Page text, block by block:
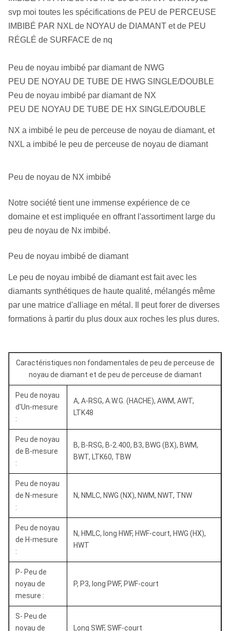
svp moi toutes les spécifications de PEU de PERCEUSE
IMBIBÉ PAR NXL de NOYAU de DIAMANT et de PEU
RÉGLÉ de SURFACE de nq
Peu de noyau imbibé par diamant de NWG
PEU DE NOYAU DE TUBE DE HWG SINGLE/DOUBLE
Peu de noyau imbibé par diamant de NX
PEU DE NOYAU DE TUBE DE HX SINGLE/DOUBLE
NX a imbibé le peu de perceuse de noyau de diamant, et
NXL a imbibé le peu de perceuse de noyau de diamant
Peu de noyau de NX imbibé
Notre société tient une immense expérience de ce
domaine et est impliquée en offrant l'assortiment large du
peu de noyau de Nx imbibé.
Peu de noyau imbibé de diamant
Le peu de noyau imbibé de diamant est fait avec les
diamants synthétiques de haute qualité, mélangés même
par une matrice d'alliage en métal. Il peut forer de diverses
formations à partir du plus doux aux roches les plus dures.
Caractéristiques non fondamentales de peu de perceuse de
noyau de diamant et de peu de perceuse de diamant
Peu de noyau
d'Un-mesure
:
A, A-RSG, A.W.G. (HACHE), AWM, AWT,
LTK48
Peu de noyau
de B-mesure
:
B, B-RSG, B-2.400, B3, BWG (BX), BWM,
BWT, LTK60, TBW
Peu de noyau
de N-mesure
:
N, NMLC, NWG (NX), NWM, NWT, TNW
Peu de noyau
de H-mesure
:
N, HMLC, long HWF, HWF-court, HWG (HX),
HWT
P- Peu de
noyau de
mesure :
P, P3, long PWF, PWF-court
S- Peu de
noyau de
Long SWF, SWF-court